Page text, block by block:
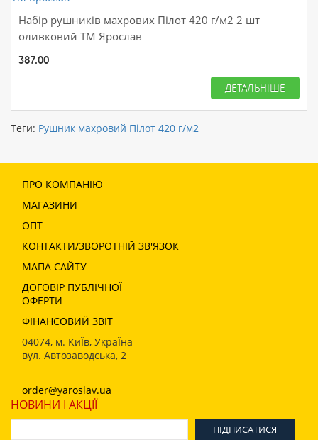
Набір рушників махрових Пілот 420 г/м2 2 шт
оливковий ТМ Ярослав
387.00
ДЕТАЛЬНІШЕ
Теги: Рушник махровий Пілот 420 г/м2
ПРО КОМПАНІЮ
МАГАЗИНИ
ОПТ
КОНТАКТИ/ЗВОРОТНІЙ ЗВ'ЯЗОК
МАПА САЙТУ
ДОГОВІР ПУБЛІЧНОЇ
ОФЕРТИ
ФІНАНСОВИЙ ЗВІТ
04074, м. КиЇв, УкраЇна
вул. Автозаводська, 2
order@yaroslav.ua
НОВИНИ І АКЦІЇ